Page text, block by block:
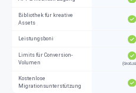
Bibliothek für kreative
Assets
Leistungsboni
Limits für Conversion-
Volumen
Kostenlose
Migrationsunterstützung